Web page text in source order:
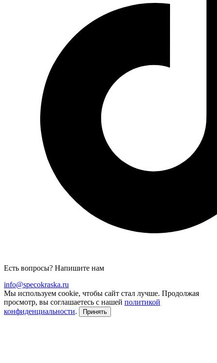
Есть вопросы? Напишите нам
info@specokraska.ru
Мы используем cookie, чтобы сайт стал лучше. Продолжая
просмотр, вы соглашаетесь с нашей политикой
конфиденциальности. Принять